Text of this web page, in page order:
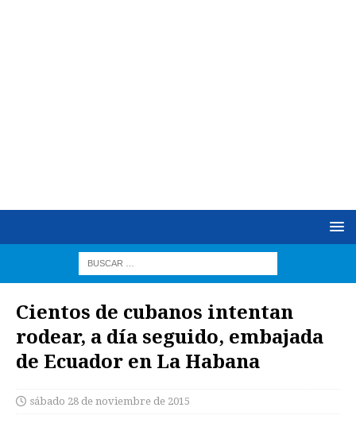
Cientos de cubanos intentan
rodear, a día seguido, embajada
de Ecuador en La Habana
sábado 28 de noviembre de 2015